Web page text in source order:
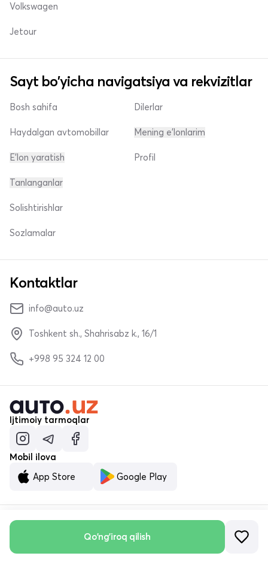
Qo'ng'iroq qilish
Volkswagen
Jetour
Sayt bo'yicha navigatsiya va rekvizitlar
Bosh sahifa
Haydalgan avtomobillar
E'lon yaratish
Dilerlar
Mening e'lonlarim
Profil
Tanlanganlar
Solishtirishlar
Sozlamalar
Kontaktlar
info@auto.uz
Toshkent sh., Shahrisabz k., 16/1
+998 95 324 12 00
Ijtimoiy tarmoqlar
Mobil ilova
App Store
Google Play
© «MALUMOTNOMA» MChJ 2023–2026